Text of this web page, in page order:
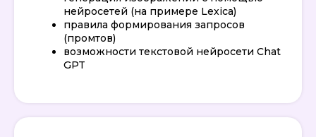
нейросетей (на примере Lexica)
правила формирования запросов
(промтов)
возможности текстовой нейросети Chat
GPT